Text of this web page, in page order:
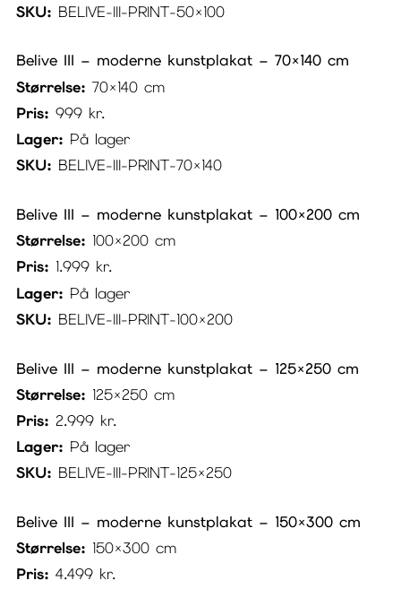
SKU: BELIVE-III-PRINT-50×100
Belive III – moderne kunstplakat – 70×140 cm
Størrelse: 70×140 cm
Pris: 999 kr.
Lager: På lager
SKU: BELIVE-III-PRINT-70×140
Belive III – moderne kunstplakat – 100×200 cm
Størrelse: 100×200 cm
Pris: 1.999 kr.
Lager: På lager
SKU: BELIVE-III-PRINT-100×200
Belive III – moderne kunstplakat – 125×250 cm
Størrelse: 125×250 cm
Pris: 2.999 kr.
Lager: På lager
SKU: BELIVE-III-PRINT-125×250
Belive III – moderne kunstplakat – 150×300 cm
Størrelse: 150×300 cm
Pris: 4.499 kr.